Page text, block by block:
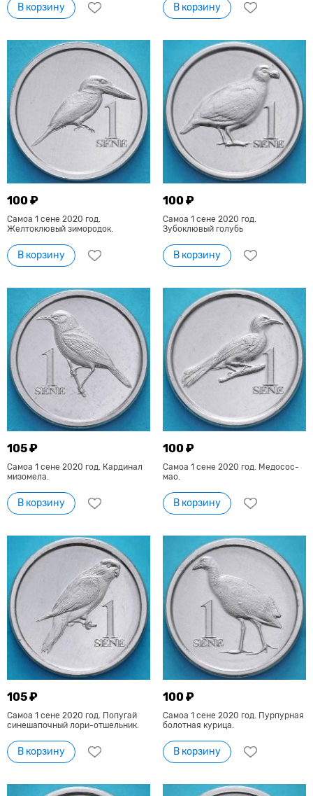
В корзину В корзину
100 ₽
Самоа 1 сене 2020 год.
Желтоклювый зимородок.
В корзину
100 ₽
Самоа 1 сене 2020 год.
Зубоклювый голубь
В корзину
105 ₽
Самоа 1 сене 2020 год. Кардинал
мизомела.
В корзину
100 ₽
Самоа 1 сене 2020 год. Медосос-
мао.
В корзину
105 ₽
Самоа 1 сене 2020 год. Попугай
синешапочный лори-отшельник.
В корзину
100 ₽
Самоа 1 сене 2020 год. Пурпурная
болотная курица.
В корзину